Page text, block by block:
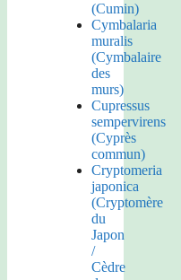
(Cumin)
Cymbalaria
muralis
(Cymbalaire
des
murs)
Cupressus
sempervirens
(Cyprès
commun)
Cryptomeria
japonica
(Cryptomère
du
Japon
/
Cèdre